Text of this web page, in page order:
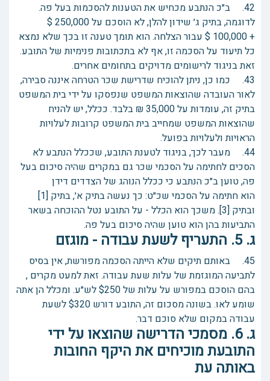
42. ב״כ הנתבע מכחיש את הטענות להסכמות בעל פה.
לדוגמה, בתיק ג׳ שידון להלן, לא הוסכם על 250,000 $
+ 100,000 $ עבור הצלחה. הוא תומך טענה זו בכך שלא נמצא
כל תיעוד על הסכמה זו, אף לא בתכתובות פנימיות של התובע.
זאת בניגוד לרישומים מדויקים בתחומים אחרים.
43. כמו כן, ניתן להוכיח שדרישת שכר הטרחה איננה סבירה,
לאור העובדה שהוצאות המשפט שנפסקו על ידי בית המשפט
בתיק זה, עומדות על 35,000 ₪ בלבד. ככלל, יש להניח
שהוצאות המשפט שמחייב בית המשפט קרובות לעלויות
הראויות ולעלויות בפועל.
44. מעבר לכך, בניגוד לטענת התובע, שככלל הנתבע לא
הסכים לחתימה על הסכמי שכר גם במקרים שהיה סיכום בעל
פה, טוען ב״כ הנתבע כי ככלל הנוהג של הצדדים דידן
הוא חתימה על הסכמי שכ״ט: כך נעשה בתיק א׳, בתיק [1]
ובתיק [3]. משכך הוא הכלל - על התובע נטל ההוכחה בשאר
התביעות בהן הוא טוען שהיה סיכום בעל פה.
ג. 5. התעריף לשעת עבודה - מוגזם
45. באותם תיקים שלא הייתה הסכמה מפורשת, אין בסיס
לתביעה המוגזמת של עלות שעת עבודה. זאת למעט מקרים ,
בהם הוסכם במפורש על עלות של $250 לש״ע. ומכלל הן אתה
שומע לאו. בשונה מסכום זה, התובע דורש $320 לשעת
עבודה במקום שלא סוכם דבר.
ג. 6. מסמכי הדרישה שהוצאו על ידי
התובעת מוכיחים את היקף החובות
באותה עת